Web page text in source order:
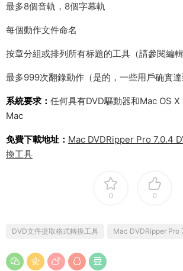
最多8個音軌，8個字幕軌
每個動作文件命名
按章分組或排列所有标題的工具（請參閱編輯
最多999次翻錄動作（是的，一些用戶确實達
系統要求： 任何具有DVD驅動器和Mac OS
Mac
免費下載地址： Mac DVDRipper Pro 7.0.4
換工具
0 0
DVD文件提取格式轉換工具 Mac DVDRipper Pro